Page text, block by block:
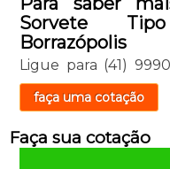
Sorvete
Borrazópolis
Ligue para (41)
faça uma cotação
Faça sua cotação